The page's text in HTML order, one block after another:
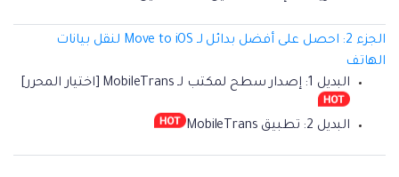
الجزء 2: احصل على أفضل بدائل لـ Move to iOS لنقل بيانات
الهاتف
البديل 1: إصدار سطح لمكتب لـ MobileTrans [اختيار المحرر]
البديل 2: تطبيق MobileTrans